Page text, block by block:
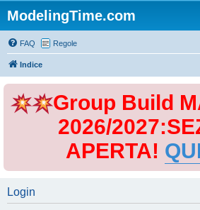
ModelingTime.com
FAQ Regole
Indice
Group Build
2026/
APERTA!
Login